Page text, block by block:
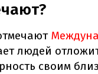
людей
своим